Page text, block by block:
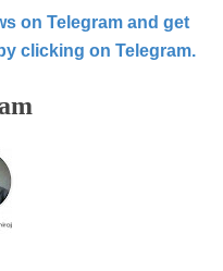
on Telegram and get
clicking on Telegram.